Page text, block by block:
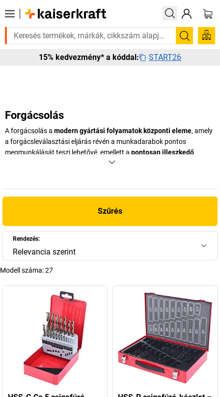
rá? Válogatott bestseller termékeinket 3–4 munkanapon belül
Keresés
15% kedvezmény* a kóddal: START26
Forgácsolás
A forgácsolás a modern gyártási folyamatok központi eleme, amely
a forgácsleválasztási eljárás révén a munkadarabok pontos
megmunkálását teszi lehetővé, emellett a pontosan illeszkedő
a kis- és nagyipari, valamint a műszaki gyártás
eredmények és reprodukálható minőség biztosítható.
folyamatbiztonság és a gazdaságosság kulcsfontosságú.A kiváló
minőségű szerszámok növelik a megmunkálási lépések
hatékonyságát , és segítik az anyagfelhasználás optimalizálását.
összes alkalmazott szerszám együttes hatása is szerepet játszik. A
fúrástól a menetformázásig: a professzionális forgácsolási
megoldások képezik a stabil gyártási folyamatok és a műszakilag
igényes alkalmazások alapját.
Több megjelenítése
Szűrés
Rendezés:
Relevancia szerint
Modell száma:27